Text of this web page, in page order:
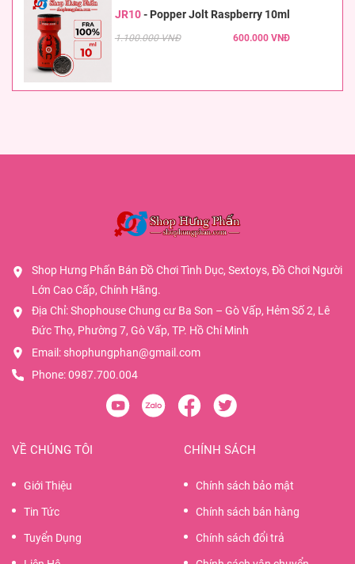
JR10- Popper Jolt Raspberry 10ml
1.100.000 VNĐ 600.000 VNĐ
Shop Hưng Phấn Bán Đồ Chơi Tình Dục, Sextoys, Đồ Chơi Người
Lớn Cao Cấp, Chính Hãng.
Địa Chỉ: Shophouse Chung cư Ba Son – Gò Vấp, Hẻm Số 2, Lê
Đức Thọ, Phường 7, Gò Vấp, TP. Hồ Chí Minh
Email: shophungphan@gmail.com
Phone:0987.700.004
VỀ CHÚNG TÔI
Giới Thiệu
Tin Tức
Tuyển Dụng
CHÍNH SÁCH
Chính sách bảo mật
Chính sách bán hàng
Chính sách đổi trả